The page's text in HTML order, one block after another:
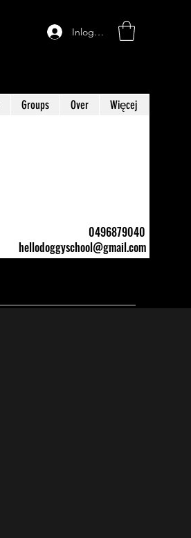
Inloggen
Groups Over Więcej
hellodoggyschool@gmail.com
0496879040